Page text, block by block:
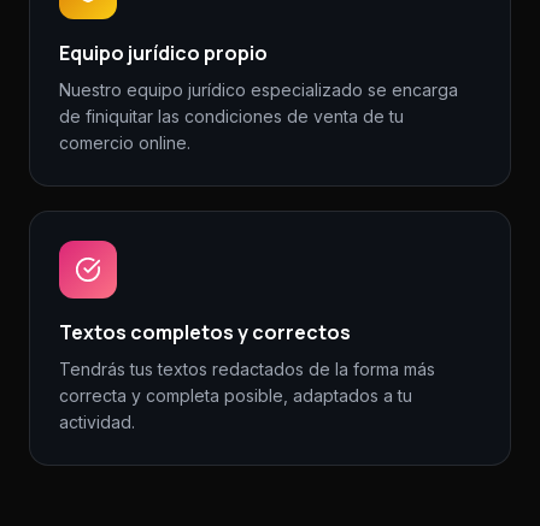
Equipo jurídico propio
Nuestro equipo jurídico especializado se encarga
de finiquitar las condiciones de venta de tu
comercio online.
Textos completos y correctos
Tendrás tus textos redactados de la forma más
correcta y completa posible, adaptados a tu
actividad.